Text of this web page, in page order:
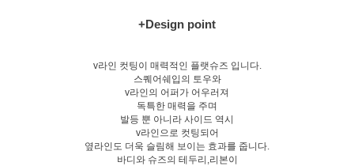
+Design point
v라인 컷팅이 매력적인 플랫슈즈 입니다.
스퀘어쉐입의 토우와
v라인의 어퍼가 어우러져
독특한 매력을 주며
발등 뿐 아니라 사이드 역시
v라인으로 컷팅되어
옆라인도 더욱 슬림해 보이는 효과를 줍니다.
바디와 슈즈의 테두리,리본이